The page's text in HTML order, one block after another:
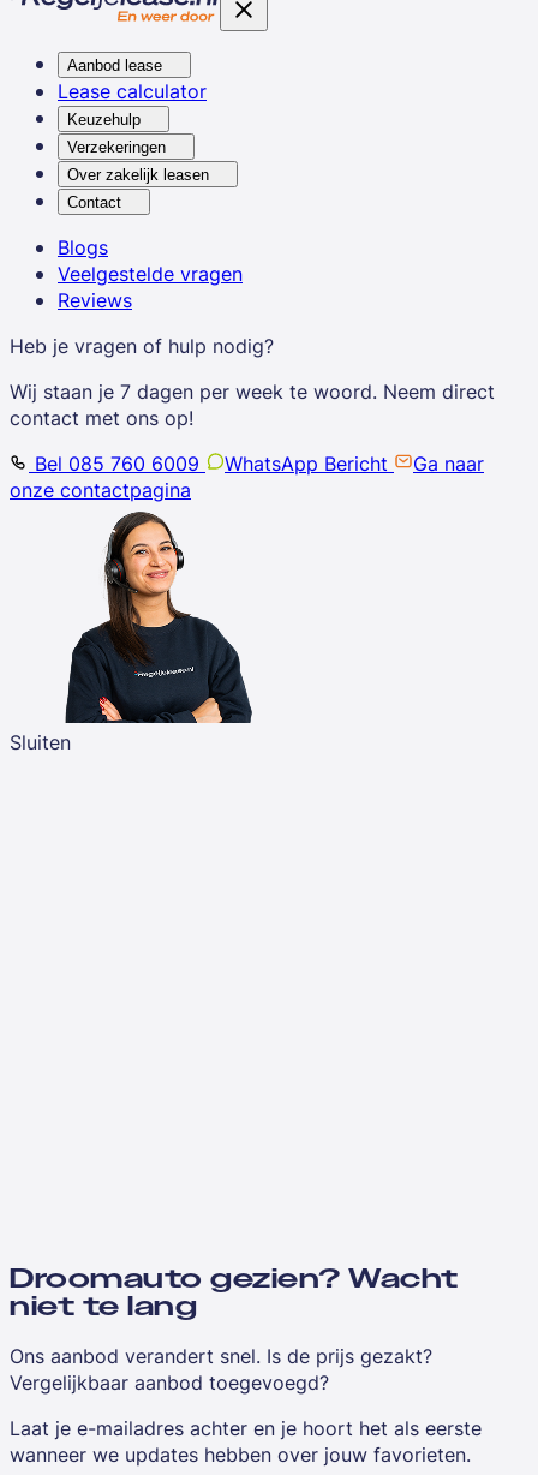
Aanbod lease
Lease calculator
Keuzehulp
Verzekeringen
Over zakelijk leasen
Contact
Blogs
Veelgestelde vragen
Reviews
Heb je vragen of hulp nodig?
Wij staan je 7 dagen per week te woord. Neem direct
contact met ons op!
Bel 085 760 6009
WhatsApp Bericht
Ga naar
onze contactpagina
Sluiten
Droomauto gezien? Wacht
niet te lang
Ons aanbod verandert snel. Is de prijs gezakt?
Vergelijkbaar aanbod toegevoegd?
Laat je e-mailadres achter en je hoort het als eerste
wanneer we updates hebben over jouw favorieten.